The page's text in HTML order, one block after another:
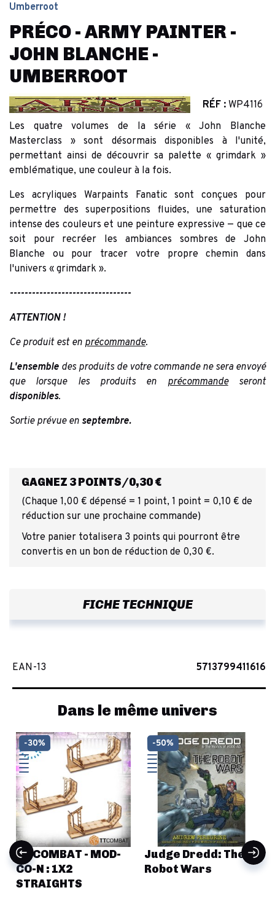
Umberroot
PRÉCO - ARMY PAINTER -
JOHN BLANCHE -
UMBERROOT
RÉF : WP4116
Les quatre volumes de la série « John Blanche
Masterclass » sont désormais disponibles à l'unité,
permettant ainsi de découvrir sa palette « grimdark »
emblématique, une couleur à la fois.
Les acryliques Warpaints Fanatic sont conçues pour
permettre des superpositions fluides, une saturation
intense des couleurs et une peinture expressive — que ce
soit pour recréer les ambiances sombres de John
Blanche ou pour tracer votre propre chemin dans
l'univers « grimdark ».
---------------------------------
ATTENTION !
Ce produit est en précommande.
L'ensemble des produits de votre commande ne sera envoyé
que lorsque les produits en précommandeseront
disponibles.
Sortie prévue en septembre.
GAGNEZ 3 POINTS/0,30 €
(Chaque 1,00 € dépensé = 1 point, 1 point = 0,10 € de
réduction sur une prochaine commande)
Votre panier totalisera 3 points qui pourront être
convertis en un bon de réduction de 0,30 €.
FICHE TECHNIQUE
EAN-13 5713799411616
Dans le même univers
TT COMBAT - MOD-
CO-N : 1X2
STRAIGHTS
-30%
Judge Dredd: The
Robot Wars
-50%